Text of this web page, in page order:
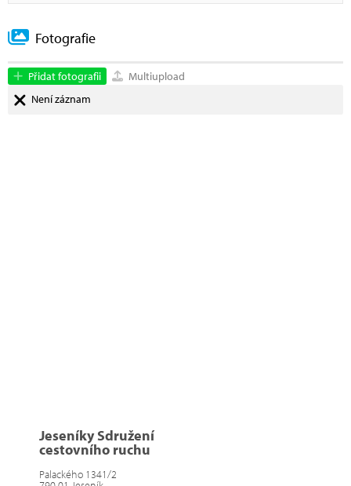
Fotografie
Přidat fotografii
Multiupload
Není záznam
Jeseníky Sdružení
cestovního ruchu
Palackého 1341/2